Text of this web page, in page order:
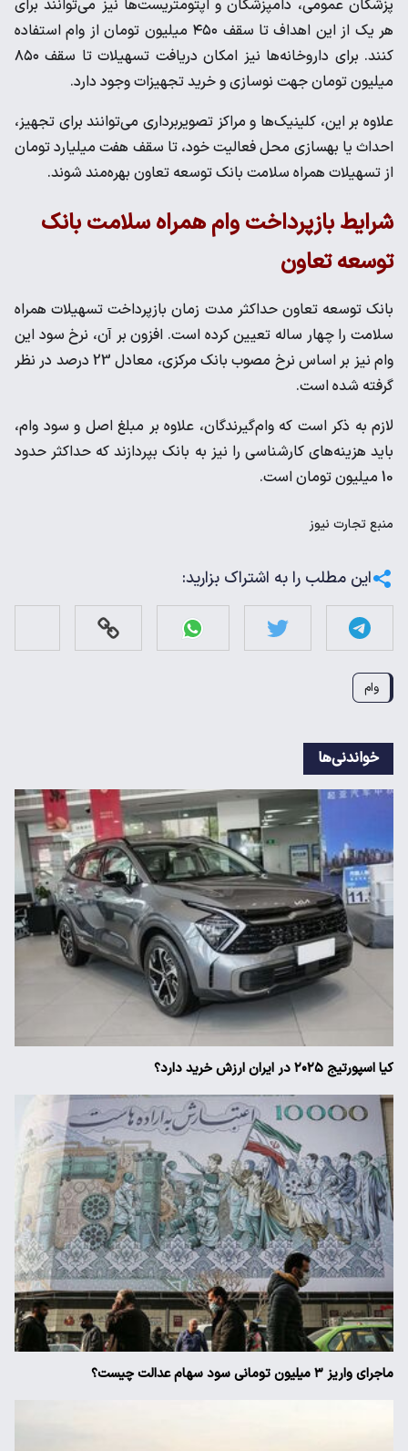
پزشکان عمومی، دامپزشکان و اپتومتریست‌ها نیز می‌توانند برای
هر یک از این اهداف تا سقف ۴۵۰ میلیون تومان از وام استفاده
کنند. برای داروخانه‌ها نیز امکان دریافت تسهیلات تا سقف ۸۵۰
میلیون تومان جهت نوسازی و خرید تجهیزات وجود دارد.
علاوه بر این، کلینیک‌ها و مراکز تصویربرداری می‌توانند برای تجهیز،
احداث یا بهسازی محل فعالیت خود، تا سقف هفت میلیارد تومان
از تسهیلات همراه سلامت بانک توسعه تعاون بهره‌مند شوند.
شرایط بازپرداخت وام همراه سلامت بانک
توسعه تعاون
بانک توسعه تعاون حداکثر مدت زمان بازپرداخت تسهیلات همراه
سلامت را چهار ساله تعیین کرده است. افزون بر آن، نرخ سود این
وام نیز بر اساس نرخ مصوب بانک مرکزی، معادل 23 درصد در نظر
گرفته شده است.
لازم به ذکر است که وام‌گیرندگان، علاوه بر مبلغ اصل و سود وام،
باید هزینه‌های کارشناسی را نیز به بانک بپردازند که حداکثر حدود
10 میلیون تومان است.
منبعتجارت نیوز
این مطلب را به اشتراک بزارید:
وام
خواندنی‌ها
کیا اسپورتیج ۲۰۲۵ در ایران ارزش خرید دارد؟
ماجرای واریز ۳ میلیون تومانی سود سهام عدالت چیست؟